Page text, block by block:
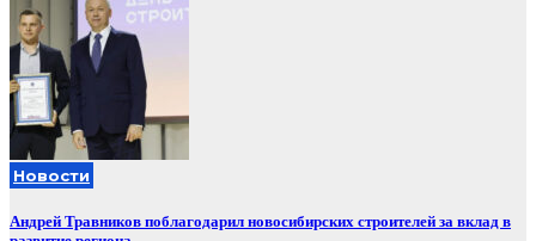
Новости
Андрей Травников поблагодарил новосибирских строителей за вклад в